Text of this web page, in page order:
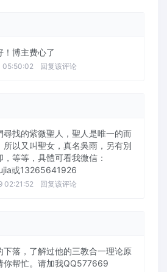
！博主费心了
05:50:02 回复该评论
尋找的紫微聖人，聖人是唯一的而
所以又叫聖女，真名吳雨，另有別
，等等，具體可看我微信：
或13265641926
02:21:52 回复该评论
下落，了解过他的三教合一理论原
你帮忙。请加我QQ577669